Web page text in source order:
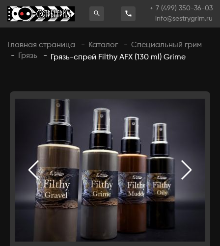
+ 7 (499) 350-36-03
info@sestrygrim.ru
Главная страница - Каталог - Специальный грим
-
Грязь - Грязь-спрей Filthy AFX (130 ml) Grime